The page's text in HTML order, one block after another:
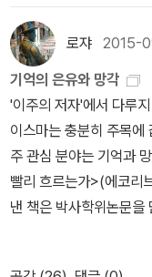
일은 반복된다. 기억의
는 기억의 운명이 아닐 수
며, 그 기억 속에 잠재해
풀어낸다. 배우는 기억술
집단기억, 역사적 기억
기억과 관련된 온갖 문
다루는 데 있어 연극이
지 설득력 있게 제시한
연출가 겸 배우의 할머
신체적 노화와 질병과 관
기억할 권리를 빼앗기
가 없다. (음? 그런데 서
의 저자인 노명우는 책의
위한 긴급처방으로 '융
하는 문제가 놓인 테이블
다. 그래서 '세상물정'이
학자로서 물리학자와 만
물리학자가 물리학의
보기로 내용 검증! 나 같
이 분명하다.2. 은유로
르/2015-09-10)출판사
을 통해 기억심리학의 역
로쟈 2015-
기억의 은유와 망각
'이주의 저자'에서 다루
이스마는 충분히 주목에
주 관심 분야는 기억과
빨리 흐르는가>(에코리
낸 책은 박사학위논문
소개되었다가 이번에